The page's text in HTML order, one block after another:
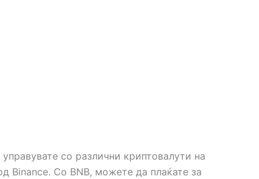
со различни криптовалути на
Binance. Со BNB, можете да плаќате за